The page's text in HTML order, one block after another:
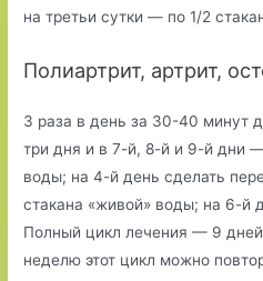
на третьи сутки — по 1/2
Полиартрит, артрит,
3 раза в день за 30-40 минут
три дня и в 7-й, 8-й и 9-й дни
воды; на 4-й день сделать
стакана «живой» воды; на 6-й
Полный цикл лечения — 9
неделю этот цикл можно